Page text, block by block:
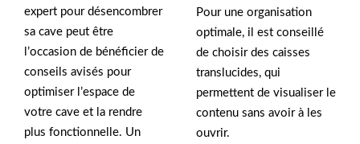
expert pour désencombrer
sa cave peut être
l’occasion de bénéficier de
conseils avisés pour
optimiser l’espace de
votre cave et la rendre
plus fonctionnelle. Un
Pour une organisation
optimale, il est conseillé
de choisir des caisses
translucides, qui
permettent de visualiser le
contenu sans avoir à les
ouvrir.